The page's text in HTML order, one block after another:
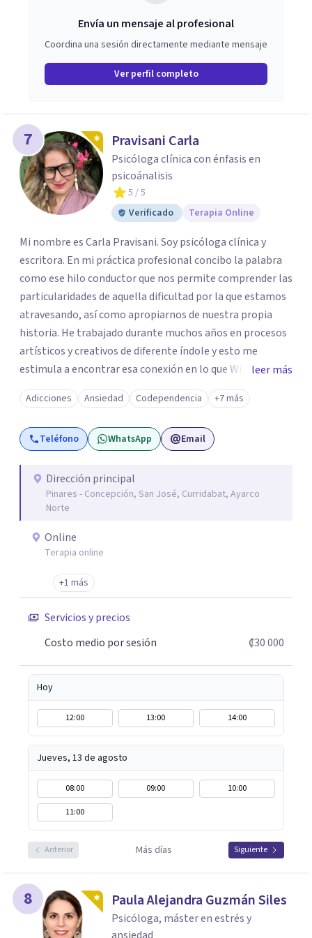
Envía un mensaje al profesional
Coordina una sesión directamente mediante mensaje
Ver perfil completo
7 Pravisani Carla
Psicóloga clínica con énfasis en
psicoánalisis
5 / 5
Verificado
Terapia Online
Mi nombre es Carla Pravisani. Soy psicóloga clínica y
escritora. En mi práctica profesional concibo la palabra
como ese hilo conductor que nos permite comprender las
particularidades de aquella dificultad por la que estamos
atravesando, así como apropiarnos de nuestra propia
historia. He trabajado durante muchos años en procesos
artísticos y creativos de diferente índole y esto me
estimula a encontrar esa conexión en lo que Winnicot
denomina un «vivir creador» en el espacio terapéutico.
Creo firmemente en nuestra capacidad para reelaborar
los retos que la vida nos presenta y te propongo
encontrar tu propia respuesta, cambiar tu posición y
Estaré honrada de acompañar tu proceso. ¡Gracias por la
confianza!
leer más
Adicciones Ansiedad Codependencia +7 más
Teléfono WhatsApp Email
Dirección principal
Pinares - Concepción, San José, Curridabat, Ayarco
Norte
Online
Terapia online
+1 más
Servicios y precios
Costo medio por sesión
₡30 000
Hoy
12:00 13:00 14:00
Jueves, 13 de agosto
08:00 09:00
10:00
11:00
Anterior Más días Siguiente
8 Paula Alejandra Guzmán Siles
Psicóloga, máster en estrés y